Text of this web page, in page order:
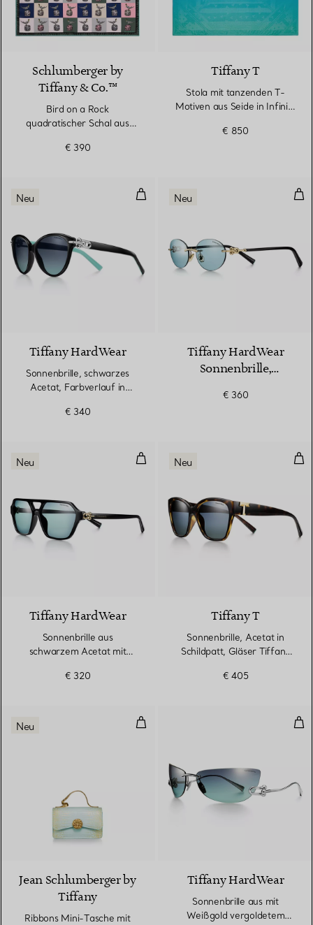
3 Farben
Schlumberger by
Tiffany & Co.™
Bird on a Rock
quadratischer Schal aus
€ 390
Tiffany T
Stola mit tanzenden T-
Motiven aus Seide in Infinity
€ 850
Sonnenbrille, schwarzes
Neu
Tiffany HardWear
Sonnenbrille, schwarzes
Acetat, Farbverlauf in
€ 340
Neu
Tiffany HardWear
Sonnenbrille,
Metall, Gläser in
€ 360
Sonnenbrille aus schwarzem
Neu
Tiffany HardWear
Sonnenbrille aus
schwarzem Acetat mit
€ 320
Neu
Tiffany T
Sonnenbrille, Acetat in
Schildpatt, Gläser Tiffany
€ 405
Ribbons Mini-Tasche mit
Neu
Jean Schlumberger by
Tiffany
Ribbons Mini-Tasche mit
Tiffany HardWear
Sonnenbrille aus mit
Weißgold vergoldetem